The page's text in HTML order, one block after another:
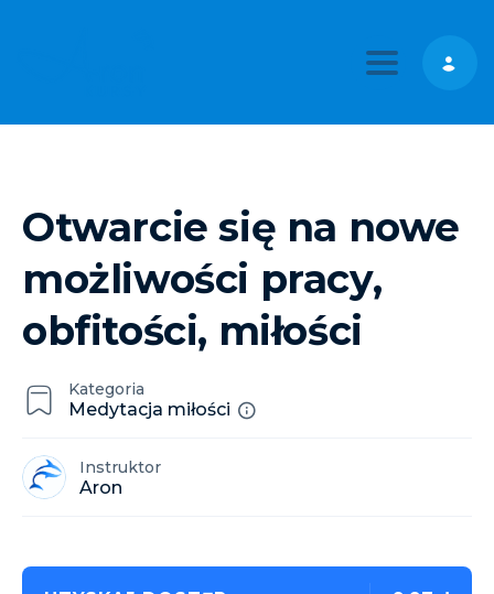
Toggle
Kategoria
Medytacja miłości
Instruktor
Aron
Otwarcie się na nowe
możliwości pracy,
obfitości, miłości